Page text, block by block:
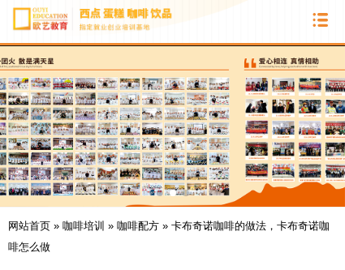
网站首页 » 咖啡培训 » 咖啡配方 » 卡布奇诺咖啡的做法，卡布奇诺咖
啡怎么做